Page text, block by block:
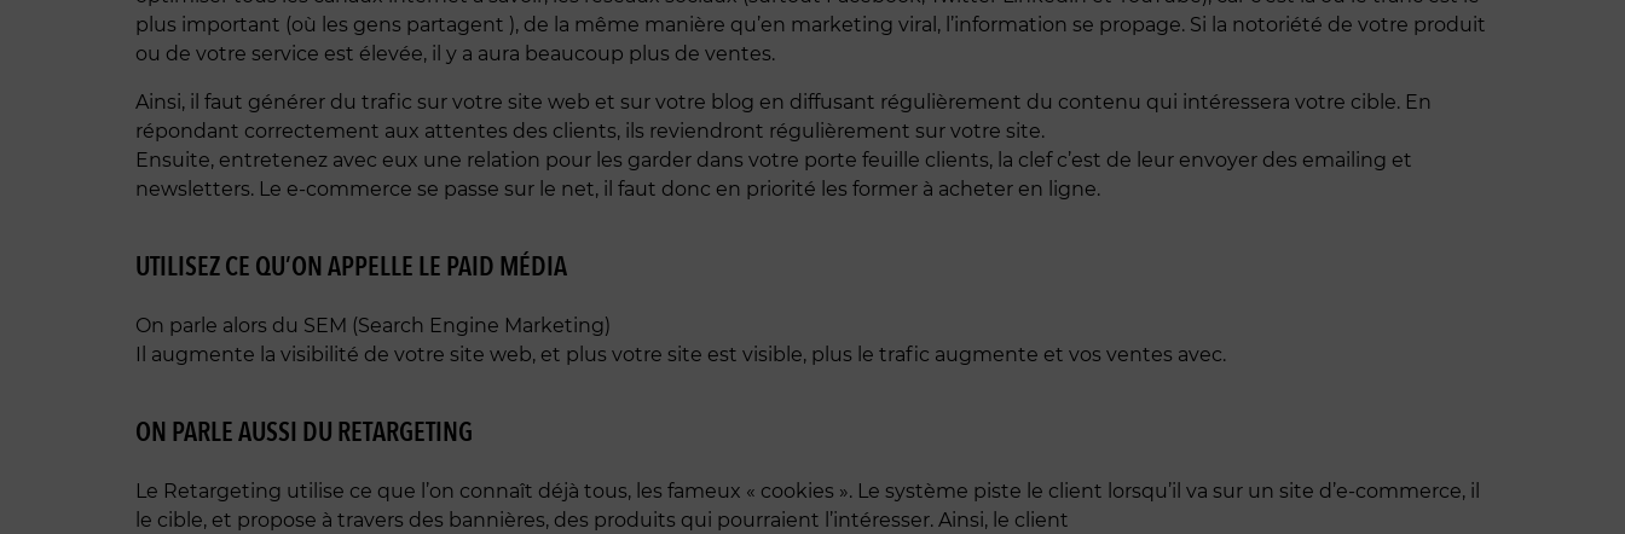
plus important (où les gens partagent ), de la même manière qu’en marketing viral, l’information se propage. Si la notoriété de votre produit
ou de votre service est élevée, il y a aura beaucoup plus de ventes.
Ainsi, il faut générer du trafic sur votre site web et sur votre blog en diffusant régulièrement du contenu qui intéressera votre cible. En
répondant correctement aux attentes des clients, ils reviendront régulièrement sur votre site.
Ensuite, entretenez avec eux une relation pour les garder dans votre porte feuille clients, la clef c’est de leur envoyer des emailing et
newsletters. Le e-commerce se passe sur le net, il faut donc en priorité les former à acheter en ligne.
UTILISEZ CE QU’ON APPELLE LE PAID MÉDIA
On parle alors du SEM (Search Engine Marketing)
Il augmente la visibilité de votre site web, et plus votre site est visible, plus le trafic augmente et vos ventes avec.
ON PARLE AUSSI DU RETARGETING
Le Retargeting utilise ce que l’on connaît déjà tous, les fameux « cookies ». Le système piste le client lorsqu’il va sur un site d’e-commerce, il
le cible, et propose à travers des bannières, des produits qui pourraient l’intéresser. Ainsi, le client